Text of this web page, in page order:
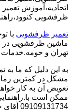
اتحادیه،آموزش
ظرفشویی
تعمیر ظرفشویی با
ماشین ظرفشویی در
تهران و حومه.خدمات
به این دلیل که ما
مشکل در کمترین
تعویض آن به کار
ممکن است
09109131734 آقای حبیب محمدی باشید